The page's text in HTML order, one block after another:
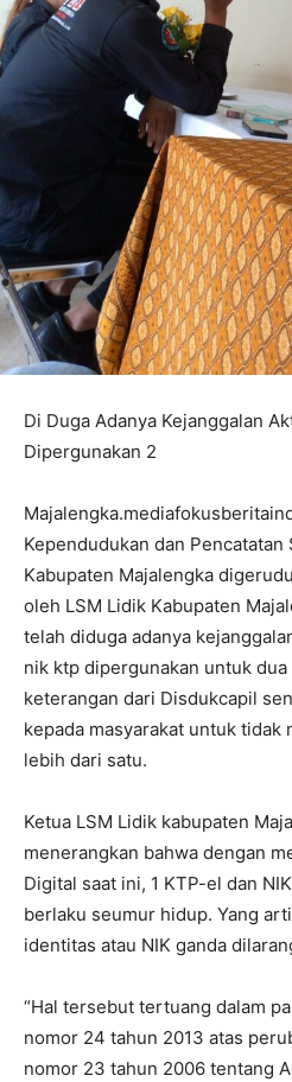
Di Duga Adanya Kejanggalan
Dipergunakan 2
Kependudukan dan
Kabupaten Majalengka
oleh LSM Lidik Kabupaten
telah diduga adanya
nik ktp dipergunakan untuk
keterangan dari Disdukcapil
kepada masyarakat untuk tidak
lebih dari satu.
Ketua LSM Lidik kabupaten
menerangkan bahwa dengan
Digital saat ini, 1 KTP-el dan
berlaku seumur hidup. Yang
identitas atau NIK ganda
“Hal tersebut tertuang dalam
nomor 24 tahun 2013 atas
nomor 23 tahun 2006 tentang